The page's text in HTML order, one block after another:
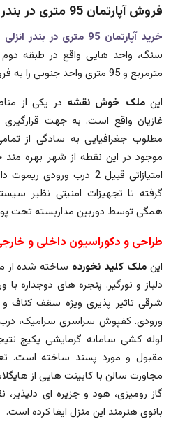
فروش آپارتمان 95 متری در بندر انزلی
خرید آپارتمان 95 متری در بندر انزلی
مترمربع و 95 متری واحد جنوبی را به فروش گذاشته است.
اینملک خوش نقشه در یکی از
غازیان واقع است. به جهت
مطلوب جغرافیایی به سادگی از
موجود در این نقطه از شهر بهره
امتیازاتی قبیل 2 درب
گرفته تا تجهیزات امنیتی نظیر
همگی توسط دوربین مداربسته تحت
طراحی و دکوراسیون داخلی و
این ملک کلید نخورده ساخته شده از
دلباز و نورگیر. پنجره های دوجداره
شرقی تاثیر پذیری ویژه سقف کناف
ورودی. کفپوش سراسری سرامیک،
لوله کشی سامانه گرمایشی پکیج
مقبول و مورد پسند ساخته است.
مجاورت سالن با کابینت هایی از
گاز رومیزی، هود و جزیره ای
بانوی هنرمند این منزل ایفا کرده است.